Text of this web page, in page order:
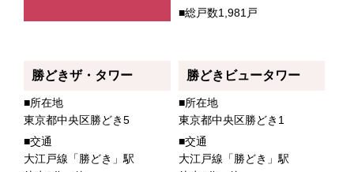
■総戸数1,981戸
勝どきザ・タワー
■所在地
東京都中央区勝どき5
■交通
大江戸線「勝どき」駅
勝どきビュータワー
■所在地
東京都中央区勝どき1
■交通
大江戸線「勝どき」駅